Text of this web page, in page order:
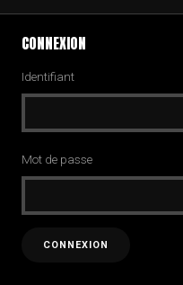
CONNEXION
Identifiant
Mot de passe